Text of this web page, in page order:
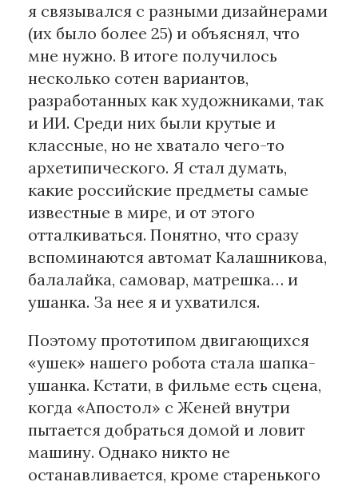
я связывался с разными дизайнерами
(их было более 25) и объяснял, что
мне нужно. В итоге получилось
несколько сотен вариантов,
разработанных как художниками, так
и ИИ. Среди них были крутые и
классные, но не хватало чего-то
архетипического. Я стал думать,
какие российские предметы самые
известные в мире, и от этого
отталкиваться. Понятно, что сразу
вспоминаются автомат Калашникова,
балалайка, самовар, матрешка… и
ушанка. За нее я и ухватился.
Поэтому прототипом двигающихся
«ушек» нашего робота стала шапка-
ушанка. Кстати, в фильме есть сцена,
когда «Апостол» с Женей внутри
пытается добраться домой и ловит
машину. Однако никто не
останавливается, кроме старенького